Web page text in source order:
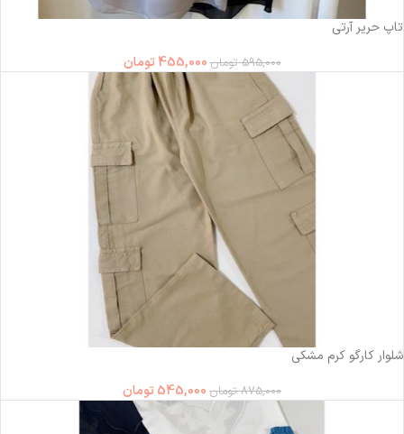
تاپ حریر آرتی
595,000 تومان455,000 تومان
شلوار کارگو کرم مشکی
875,000 تومان 545,000 تومان